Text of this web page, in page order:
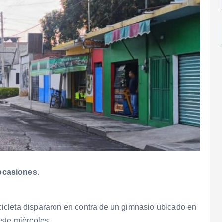
.
dispararon en contra de un gimnasio ubicado en
miércoles.